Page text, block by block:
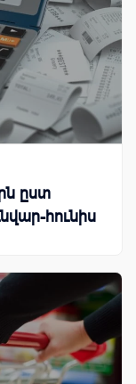
ըստ
հունիս